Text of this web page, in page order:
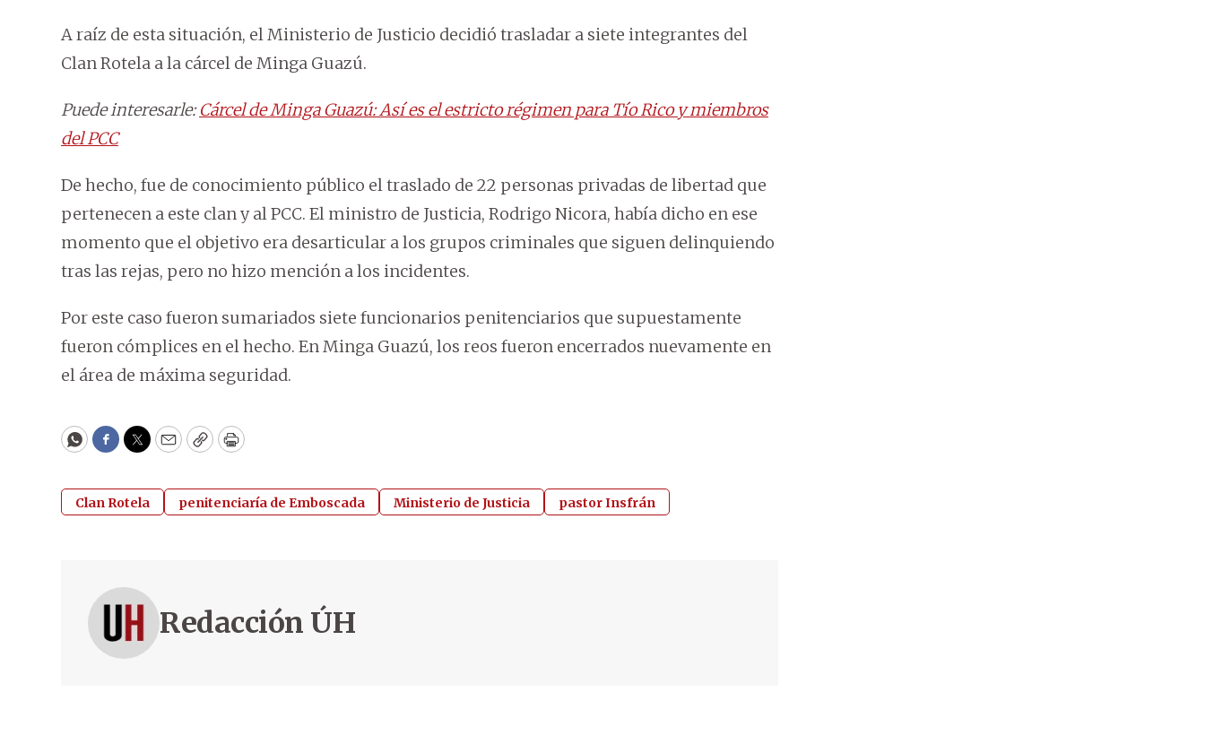
A raíz de esta situación, el Ministerio de Justicio decidió trasladar a siete integrantes del
Clan Rotela a la cárcel de Minga Guazú.
Puede interesarle:Cárcel de Minga Guazú: Así es el estricto régimen para Tío Rico y miembros
del PCC
De hecho, fue de conocimiento público el traslado de 22 personas privadas de libertad que
pertenecen a este clan y al PCC. El ministro de Justicia, Rodrigo Nicora, había dicho en ese
momento que el objetivo era desarticular a los grupos criminales que siguen delinquiendo
tras las rejas, pero no hizo mención a los incidentes.
Por este caso fueron sumariados siete funcionarios penitenciarios que supuestamente
fueron cómplices en el hecho. En Minga Guazú, los reos fueron encerrados nuevamente en
el área de máxima seguridad.
WhatsApp
Facebook
Twitter
EmailCopyPrint
Clan Rotela penitenciaría de Emboscada Ministerio de Justicia pastor Insfrán
Redacción ÚH